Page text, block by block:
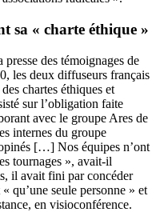
sa « charte éthique »
des témoignages de
les deux diffuseurs français
chartes éthiques et
sur l’obligation faite
avec le groupe Ares de
internes du groupe
[…] Nos équipes n’ont
tournages », avait-il
il avait fini par concéder
qu’une seule personne » et
en visioconférence.